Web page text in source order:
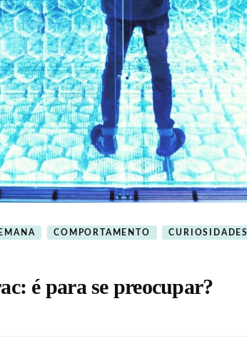
COMPORTAMENTO CURIOSIDADES
é para se preocupar?